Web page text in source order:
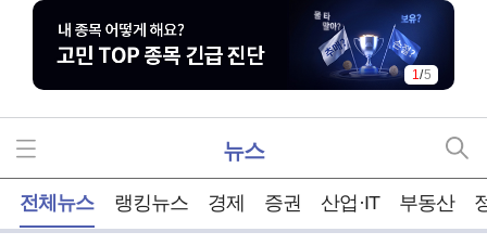
1/5
뉴스
전체뉴스 랭킹뉴스 경제 증권 산업·IT 부동산